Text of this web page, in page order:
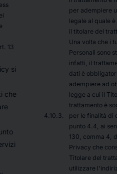
13
si
che
per adempiere
legale al quale
il titolare del
Una volta che i
Personali sono
infatti, il
dati è
adempiere ad
legge a cui il
trattamento è
per le finalità di
punto 4.4, ai
130, comma 4,
Privacy che
Titolare del
utilizzare